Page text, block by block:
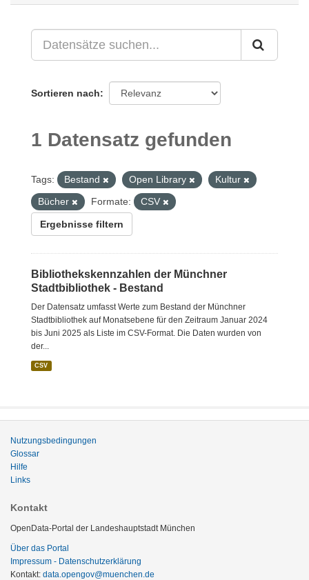
Sortieren nach
1 Datensatz gefunden
Tags: Bestand Open Library
Kultur
Bücher
Formate: CSV
Ergebnisse filtern
Bibliothekskennzahlen der Münchner
Stadtbibliothek - Bestand
Der Datensatz umfasst Werte zum Bestand der Münchner
Stadtbibliothek auf Monatsebene für den Zeitraum Januar 2024
bis Juni 2025 als Liste im CSV-Format. Die Daten wurden von
der...
CSV
Nutzungsbedingungen
Glossar
Hilfe
Links
Kontakt
OpenData-Portal der Landeshauptstadt München
Über das Portal
Impressum - Datenschutzerklärung
Kontakt: data.opengov@muenchen.de